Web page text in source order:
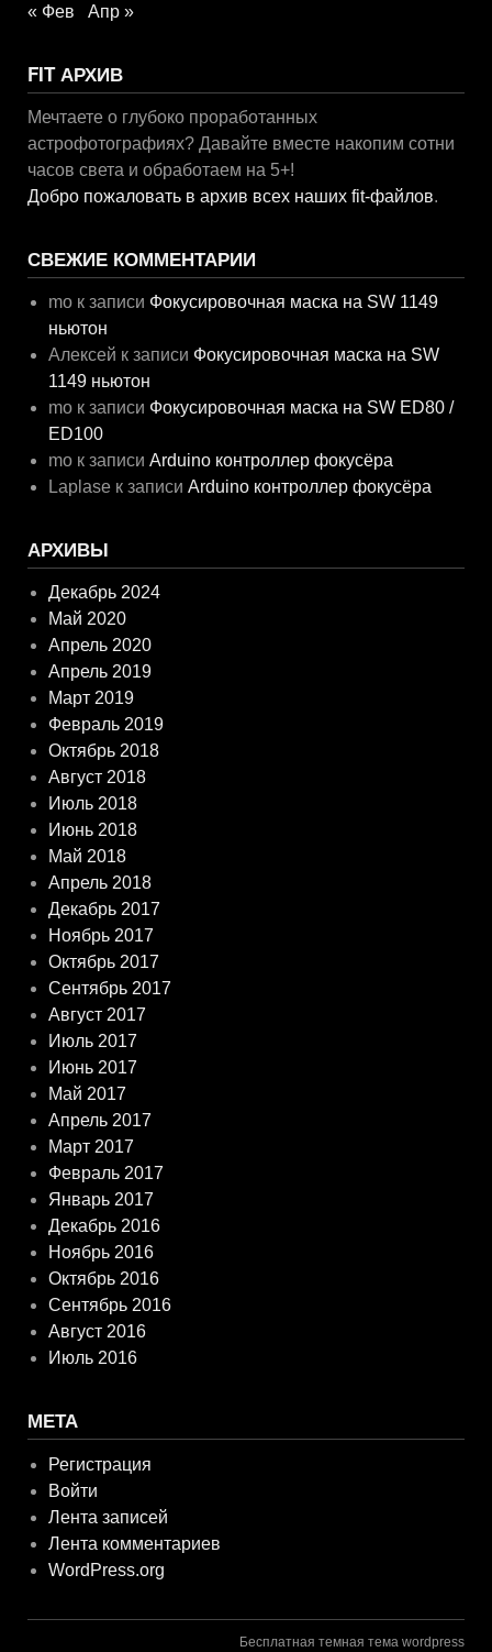
« Фев Апр »
FIT АРХИВ
Мечтаете о глубоко проработанных
астрофотографиях? Давайте вместе накопим сотни
часов света и обработаем на 5+!
Добро пожаловать в архив всех наших fit-файлов.
СВЕЖИЕ КОММЕНТАРИИ
mo к записи Фокусировочная маска на SW 1149
ньютон
Алексей к записи Фокусировочная маска на SW
1149 ньютон
mo к записи Фокусировочная маска на SW ED80 /
ED100
mo к записиArduino контроллер фокусёра
Laplase к записиArduino контроллер фокусёра
АРХИВЫ
Декабрь 2024
Май 2020
Апрель 2020
Апрель 2019
Март 2019
Февраль 2019
Октябрь 2018
Август 2018
Июль 2018
Июнь 2018
Май 2018
Апрель 2018
Декабрь 2017
Ноябрь 2017
Октябрь 2017
Сентябрь 2017
Август 2017
Июль 2017
Июнь 2017
Май 2017
Апрель 2017
Март 2017
Февраль 2017
Январь 2017
Декабрь 2016
Ноябрь 2016
Октябрь 2016
Сентябрь 2016
Август 2016
Июль 2016
МЕТА
Регистрация
Войти
Лента записей
Лента комментариев
WordPress.org
Бесплатная темная тема wordpress